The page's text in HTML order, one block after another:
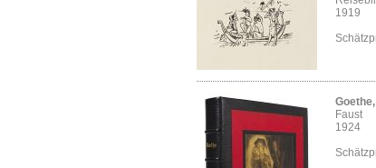
1919
Faust
1924